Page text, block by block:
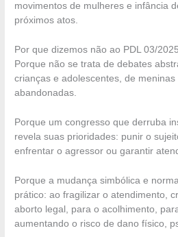
movimentos de mulheres e infância
próximos atos.
Por que dizemos não ao PDL 03/2025
Porque não se trata de debates
crianças e adolescentes, de meninas
abandonadas.
Porque um congresso que derruba
revela suas prioridades: punir o
enfrentar o agressor ou garantir
Porque a mudança simbólica e
prático: ao fragilizar o atendimento,
aborto legal, para o acolhimento,
aumentando o risco de dano físico,